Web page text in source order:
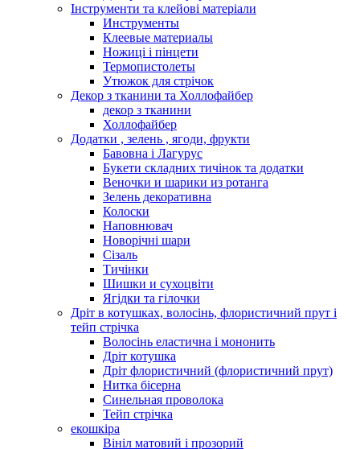
Інструменти та клейові матеріали
Инструменты
Клеевые материалы
Ножиці і пінцети
Термопистолеты
Утюжок для стрічок
Декор з тканини та Холлофайбер
декор з тканини
Холлофайбер
Додатки , зелень , ягоди, фрукти
Бавовна і Лагурус
Букети складних тичінок та додатки
Веночки и шарики из ротанга
Зелень декоративна
Колоски
Наповнювач
Новорічні шари
Сізаль
Тичінки
Шишки и сухоцвіти
Ягідки та гілочки
Дріт в котушках, волосінь, флористичний прут і
тейп стрічка
Волосінь еластична і мононить
Дріт котушка
Дріт флористичний (флористичний прут)
Нитка бісерна
Синельная проволока
Тейп стрічка
екошкіра
Вініл матовий і прозорий